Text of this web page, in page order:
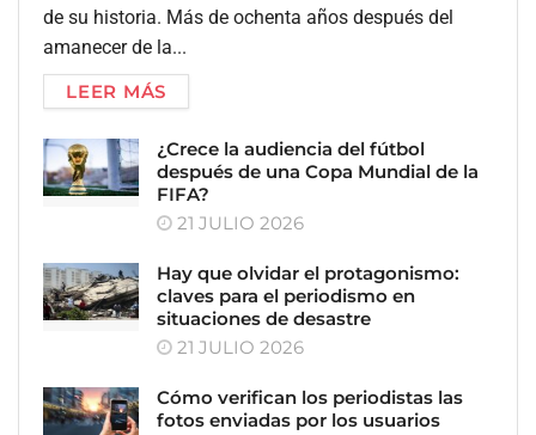
de su historia. Más de ochenta años después del
amanecer de la...
LEER MÁS
¿Crece la audiencia del fútbol
después de una Copa Mundial de la
FIFA?
21 JULIO 2026
Hay que olvidar el protagonismo:
claves para el periodismo en
situaciones de desastre
21 JULIO 2026
Cómo verifican los periodistas las
fotos enviadas por los usuarios